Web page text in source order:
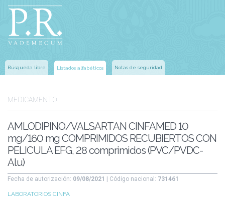
Búsqueda libre Listados alfabéticos Notas de seguridad
MEDICAMENTO
AMLODIPINO/VALSARTAN CINFAMED 10
mg/160 mg COMPRIMIDOS RECUBIERTOS CON
PELICULA EFG, 28 comprimidos (PVC/PVDC-
Alu)
Fecha de autorización: 09/08/2021 | Código nacional: 731461
LABORATORIOS CINFA